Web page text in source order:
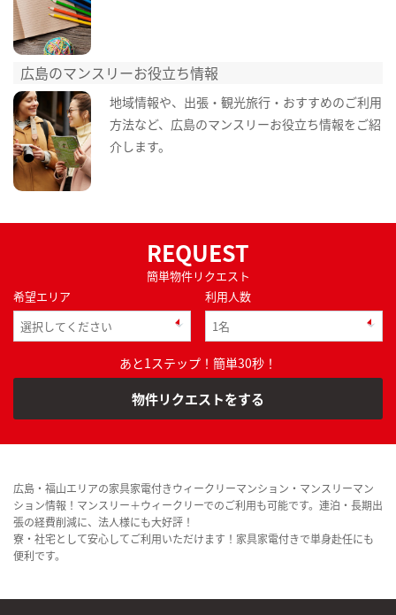
広島のマンスリーお役立ち情報
地域情報や、出張・観光旅行・おすすめのご利用
方法など、広島のマンスリーお役立ち情報をご紹
介します。
REQUEST
簡単物件リクエスト
希望エリア
利用人数
あと1ステップ！簡単30秒！
物件リクエストをする
広島・福山エリアの家具家電付きウィークリーマンション・マンスリーマン
ション情報！マンスリー＋ウィークリーでのご利用も可能です。連泊・長期出
張の経費削減に、法人様にも大好評！
寮・社宅として安心してご利用いただけます！家具家電付きで単身赴任にも
便利です。